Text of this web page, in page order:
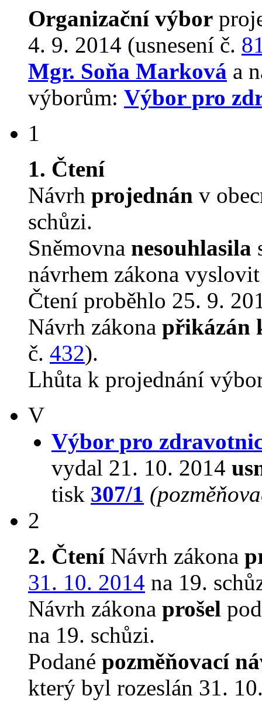
Organizační výbor
4. 9. 2014 (usnesení č.
Mgr. Soňa Marková a
výborům: Výbor pro
1
1. Čtení
Návrh projednán v
schůzi.
Sněmovna nesouhlasila
návrhem zákona
Čtení proběhlo 25. 9.
Návrh zákona přikázán
č. 432).
Lhůta k projednání
V
Výbor pro
vydal 21. 10. 2014
tisk 307/1
2
2. ČteníNávrh zákona
31. 10. 2014 na 19.
Návrh zákona prošel
na 19. schůzi.
Podané pozměňovací
který byl rozeslán 31.